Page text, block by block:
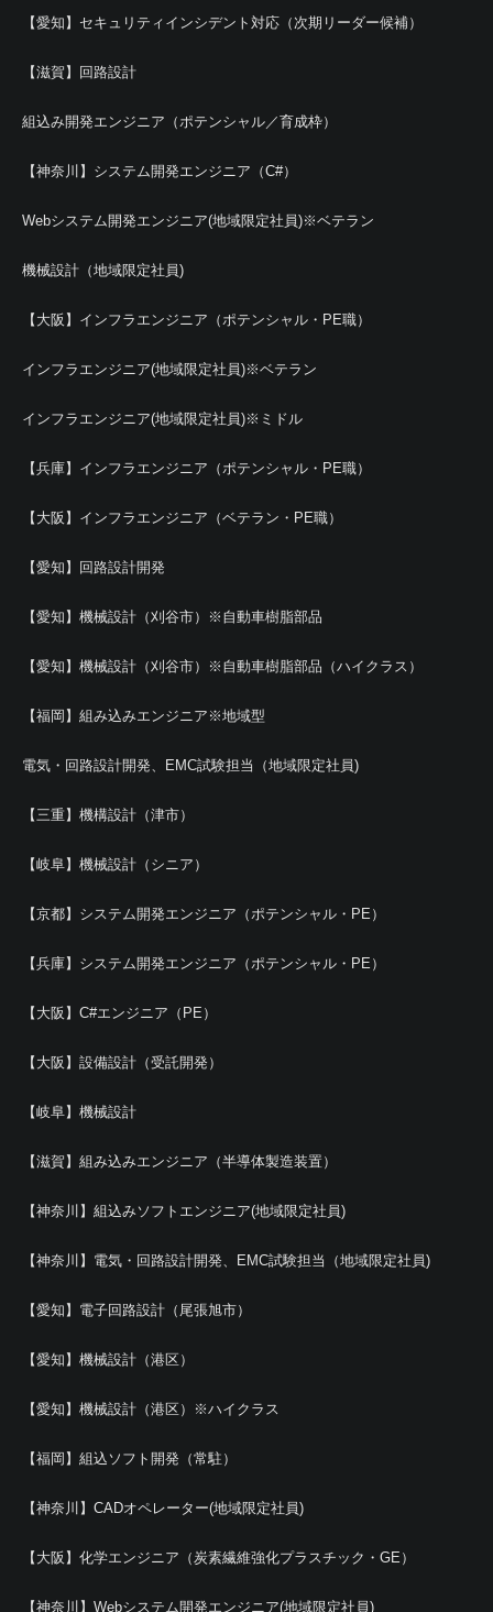
【愛知】セキュリティインシデント対応（次期リーダー候補）
【滋賀】回路設計
組込み開発エンジニア（ポテンシャル／育成枠）
【神奈川】システム開発エンジニア（C#）
Webシステム開発エンジニア(地域限定社員)※ベテラン
機械設計（地域限定社員)
【大阪】インフラエンジニア（ポテンシャル・PE職）
インフラエンジニア(地域限定社員)※ベテラン
インフラエンジニア(地域限定社員)※ミドル
【兵庫】インフラエンジニア（ポテンシャル・PE職）
【大阪】インフラエンジニア（ベテラン・PE職）
【愛知】回路設計開発
【愛知】機械設計（刈谷市）※自動車樹脂部品
【愛知】機械設計（刈谷市）※自動車樹脂部品（ハイクラス）
【福岡】組み込みエンジニア※地域型
電気・回路設計開発、EMC試験担当（地域限定社員)
【三重】機構設計（津市）
【岐阜】機械設計（シニア）
【京都】システム開発エンジニア（ポテンシャル・PE）
【兵庫】システム開発エンジニア（ポテンシャル・PE）
【大阪】C#エンジニア（PE）
【大阪】設備設計（受託開発）
【岐阜】機械設計
【滋賀】組み込みエンジニア（半導体製造装置）
【神奈川】組込みソフトエンジニア(地域限定社員)
【神奈川】電気・回路設計開発、EMC試験担当（地域限定社員)
【愛知】電子回路設計（尾張旭市）
【愛知】機械設計（港区）
【愛知】機械設計（港区）※ハイクラス
【福岡】組込ソフト開発（常駐）
【神奈川】CADオペレーター(地域限定社員)
【大阪】化学エンジニア（炭素繊維強化プラスチック・GE）
【神奈川】Webシステム開発エンジニア(地域限定社員)